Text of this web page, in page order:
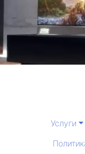
Услуги